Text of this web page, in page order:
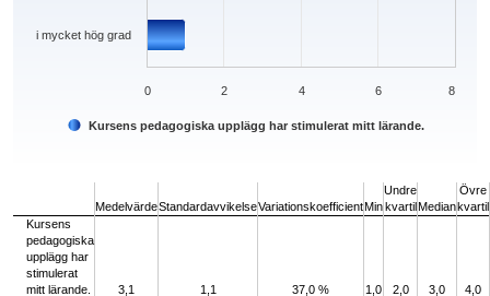
Kursens pedagogiska upplägg har stimulerat mitt lärande.
i mycket hög grad
0 2 4 6 8
MedelvärdeStandardavvikelseVariationskoefficientMin
Undre
kvartilMedian
Övre
kvartil
Kursens
pedagogiska
upplägg har
stimulerat
mitt lärande.
3,1 1,1 37,0 % 1,0 2,0 3,0 4,0